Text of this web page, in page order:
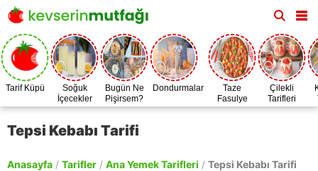
Tarif Küpü
Soğuk
İçecekler
Bugün Ne
Pişirsem?
Dondurmalar
Taze
Fasulye
Zamanı
Çilekli
Tarifleri
Tepsi Kebabı Tarifi
Anasayfa / Tarifler / Ana Yemek Tarifleri / Tepsi Kebabı Tarifi